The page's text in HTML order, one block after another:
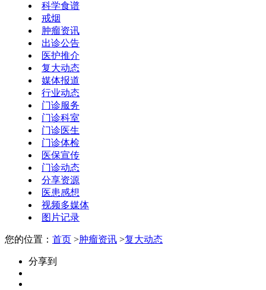
科学食谱
戒烟
肿瘤资讯
出诊公告
医护推介
复大动态
媒体报道
行业动态
门诊服务
门诊科室
门诊医生
门诊体检
医保宣传
门诊动态
分享资源
医患感想
视频多媒体
图片记录
您的位置： 首页 >肿瘤资讯 >复大动态
分享到